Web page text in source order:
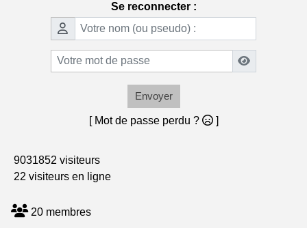
Se reconnecter :
Envoyer
[ Mot de passe perdu ? ]
9031852 visiteurs
22 visiteurs en ligne
20 membres